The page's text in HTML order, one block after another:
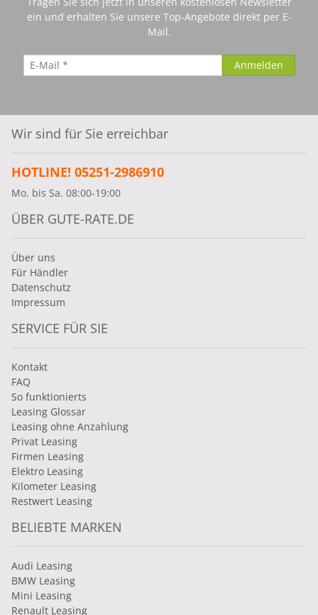
ein und erhalten Sie unsere Top-Angebote direkt per E-
Mail.
Wir sind für Sie erreichbar
HOTLINE! 05251-2986910
Mo. bis Sa. 08:00-19:00
ÜBER GUTE-RATE.DE
Über uns
Für Händler
Datenschutz
Impressum
SERVICE FÜR SIE
Kontakt
FAQ
So funktionierts
Leasing Glossar
Leasing ohne Anzahlung
Privat Leasing
Firmen Leasing
Elektro Leasing
Kilometer Leasing
Restwert Leasing
BELIEBTE MARKEN
Audi Leasing
BMW Leasing
Mini Leasing
Renault Leasing